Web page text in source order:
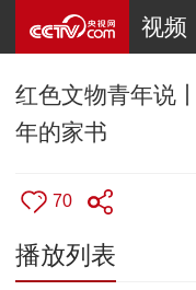
视频
红色文物青年说
年的家书
70
播放列表